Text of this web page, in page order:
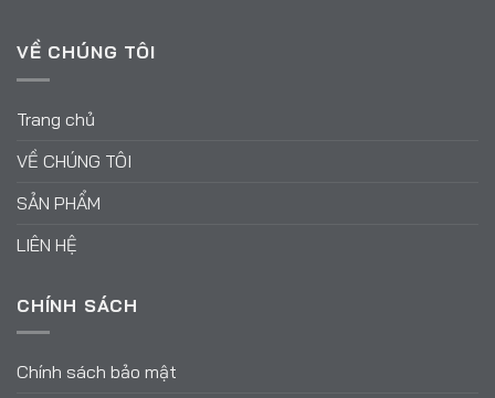
VỀ CHÚNG TÔI
Trang chủ
VỀ CHÚNG TÔI
SẢN PHẨM
LIÊN HỆ
CHÍNH SÁCH
Chính sách bảo mật